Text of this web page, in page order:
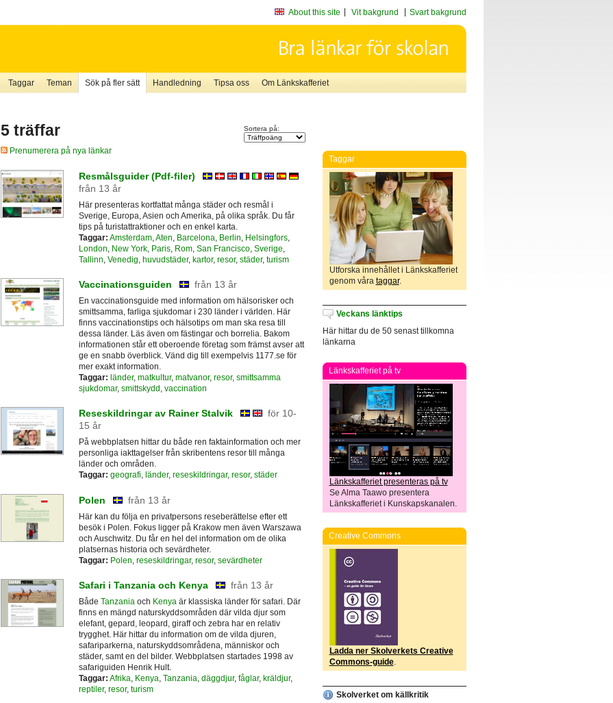
About this site Vit bakgrund Svart bakgrund
Taggar Teman Sök på fler sätt Handledning Tipsa oss Om Länkskafferiet
5 träffar Sortera på:
Prenumerera på nya länkar
Resmålsguider (Pdf-filer)
från 13 år
Här presenteras kortfattat många städer och resmål i
Sverige, Europa, Asien och Amerika, på olika språk. Du får
tips på turistattraktioner och en enkel karta.
Taggar: Amsterdam, Aten Barcelona Berlin Helsingfors,
London New York, Paris, Rom, San Francisco, Sverige
Tallinn Venedig huvudstäder, kartor, resor, städer, turism
Vaccinationsguiden från 13 år
En vaccinationsguide med information om hälsorisker och
smittsamma, farliga sjukdomar i 230 länder i världen. Här
finns vaccinationstips och hälsotips om man ska resa till
dessa länder. Läs även om fästingar och borrelia. Bakom
informationen står ett oberoende företag som främst avser att
ge en snabb överblick. Vänd dig till exempelvis 1177.se för
mer exakt information.
Taggar: länder, matkultur, matvanor, resor, smittsamma
sjukdomar, smittskydd , vaccination
Reseskildringar av Rainer Stalvik
för 10-
15 år
På webbplatsen hittar du både ren faktainformation och mer
personliga iakttagelser från skribentens resor till många
länder och områden.
Taggar: geografi, länder, reseskildringar, resor, städer
Polen från 13 år
Här kan du följa en privatpersons reseberättelse efter ett
besök i Polen. Fokus ligger på Krakow men även Warszawa
och Auschwitz. Du får en hel del information om de olika
platsernas historia och sevärdheter.
Taggar: Polen, reseskildringar, resor, sevärdheter
Safari i Tanzania och Kenya från 13 år
Både Tanzaniaoch Kenya är klassiska länder för safari. Där
finns en mängd naturskyddsområden där vilda djur som
elefant, gepard, leopard, giraff och zebra har en relativ
trygghet. Här hittar du information om de vilda djuren,
safariparkerna, naturskyddsområdena, människor och
städer, samt en del bilder. Webbplatsen startades 1998 av
safariguiden Henrik Hult.
Taggar: Afrika, Kenya, Tanzania, däggdjur, fåglar, kräldjur,
reptiler, resor, turism
Taggar
Utforska innehållet i Länkskafferiet
genom våra taggar.
Veckans länktips
Här hittar du de 50 senast tillkomna
länkarna
Länkskafferiet på tv
Länkskafferiet presenteras på tv
Se Alma Taawo presentera
Länkskafferiet i Kunskapskanalen.
Creative Commons
Ladda ner Skolverkets Creative
Commons-guide.
Skolverket om källkritik